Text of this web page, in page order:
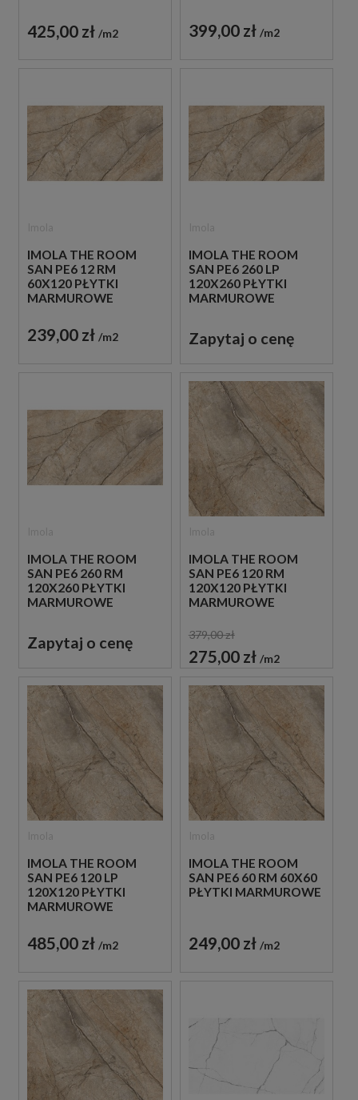
425,00 zł m2 399,00 zł m2
IMOLA THE ROOM
SAN PE6 12 RM
60X120 PŁYTKI
MARMUROWE
239,00 zł m2
IMOLA THE ROOM
SAN PE6 260 LP
120X260 PŁYTKI
MARMUROWE
Zapytaj o cenę
IMOLA THE ROOM
SAN PE6 260 RM
120X260 PŁYTKI
MARMUROWE
Zapytaj o cenę
IMOLA THE ROOM
SAN PE6 120 RM
120X120 PŁYTKI
MARMUROWE
379,00 zł
275,00 zł m2
IMOLA THE ROOM
SAN PE6 120 LP
120X120 PŁYTKI
MARMUROWE
485,00 zł m2
IMOLA THE ROOM
SAN PE6 60 RM 60X60
PŁYTKI MARMUROWE
249,00 zł m2